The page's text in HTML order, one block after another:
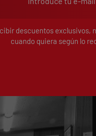
descuentos exclusivos,
cuando quiera según lo